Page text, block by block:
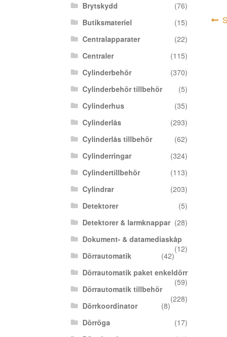
Brytskydd
(76)
Butiksmateriel
(15)
Centralapparater
(22)
Centraler
(115)
Cylinderbehör
(370)
Cylinderbehör tillbehör
(5)
Cylinderhus
(35)
Cylinderlås
(293)
Cylinderlås tillbehör
(62)
Cylinderringar
(324)
Cylindertillbehör
(113)
Cylindrar
(203)
Detektorer
(5)
Detektorer & larmknappar (28)
Dokument- & datamediaskåp
(12)
Dörrautomatik
(42)
Dörrautomatik paket enkeldörr
(59)
Dörrautomatik tillbehör
(228)
Dörrkoordinator
(8)
Dörröga
(17)